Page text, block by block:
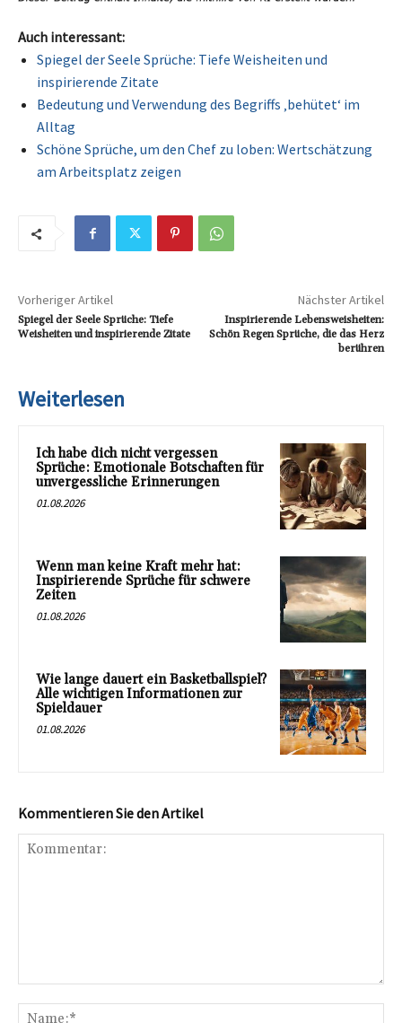
Auch interessant:
Spiegel der Seele Sprüche: Tiefe Weisheiten und
inspirierende Zitate
Bedeutung und Verwendung des Begriffs ‚behütet‘ im
Alltag
Schöne Sprüche, um den Chef zu loben: Wertschätzung
am Arbeitsplatz zeigen
Vorheriger Artikel
Spiegel der Seele Sprüche: Tiefe
Weisheiten und inspirierende Zitate
Nächster Artikel
Inspirierende Lebensweisheiten:
Schön Regen Sprüche, die das Herz
berühren
Weiterlesen
Ich habe dich nicht vergessen
Sprüche: Emotionale Botschaften für
unvergessliche Erinnerungen
01.08.2026
Wenn man keine Kraft mehr hat:
Inspirierende Sprüche für schwere
Zeiten
01.08.2026
Wie lange dauert ein Basketballspiel?
Alle wichtigen Informationen zur
Spieldauer
01.08.2026
Kommentieren Sie den Artikel